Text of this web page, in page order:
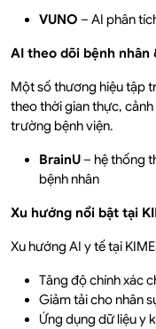
VUNO – AI phân
AI theo dõi bệnh nhân
Một số thương hiệu tập
theo thời gian thực,
trường bệnh viện.
BrainU – hệ thống
bệnh nhân
Xu hướng nổi bật tại
Xu hướng AI y tế tại
Tăng độ chính xác
Giảm tải cho nhân
Ứng dụng dữ liệu y